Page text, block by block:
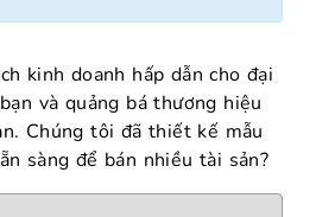
kinh doanh hấp dẫn cho đại
và quảng bá thương hiệu
Chúng tôi đã thiết kế mẫu
sàng để bán nhiều tài sản?